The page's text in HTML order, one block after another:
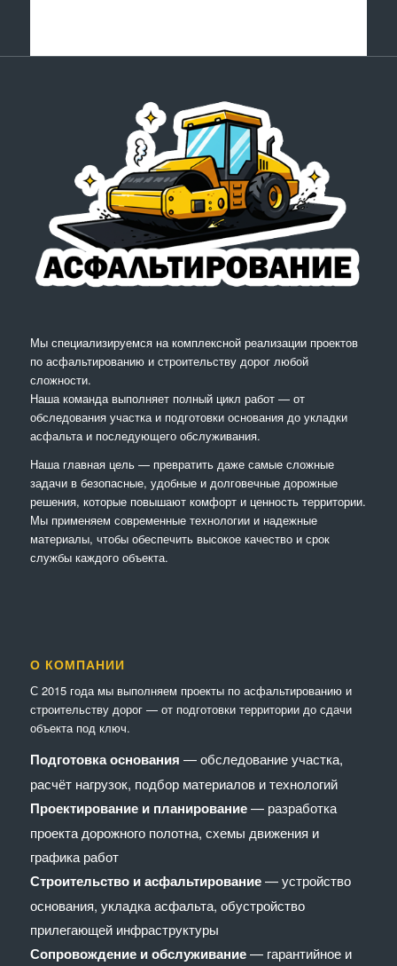
Мы специализируемся на комплексной реализации проектов
по асфальтированию и строительству дорог любой
сложности.
Наша команда выполняет полный цикл работ — от
обследования участка и подготовки основания до укладки
асфальта и последующего обслуживания.
Наша главная цель — превратить даже самые сложные
задачи в безопасные, удобные и долговечные дорожные
решения, которые повышают комфорт и ценность территории.
Мы применяем современные технологии и надежные
материалы, чтобы обеспечить высокое качество и срок
службы каждого объекта.
О КОМПАНИИ
С 2015 года мы выполняем проекты по асфальтированию и
строительству дорог — от подготовки территории до сдачи
объекта под ключ.
Подготовка основания — обследование участка,
расчёт нагрузок, подбор материалов и технологий
Проектирование и планирование— разработка
проекта дорожного полотна, схемы движения и
графика работ
Строительство и асфальтирование— устройство
основания, укладка асфальта, обустройство
прилегающей инфраструктуры
Сопровождение и обслуживание— гарантийное и